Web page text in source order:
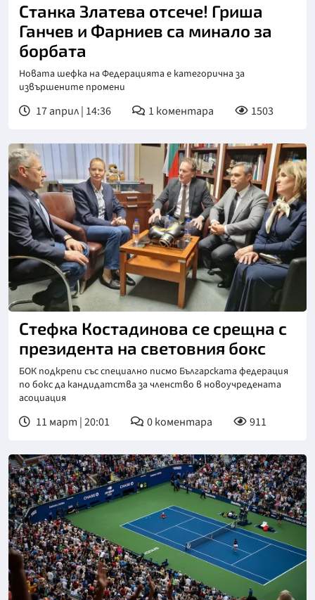
Станка Златева отсече! Гриша
Ганчев и Фарниев са минало за
борбата
Новата шефка на Федерацията е категорична за
извършените промени
17 април | 14:36 1 коментара 1503
Стефка Костадинова се срещна с
президента на световния бокс
БОК подкрепи със специално писмо Българската федерация
по бокс да кандидатства за членство в новоучредената
асоциация
11 март | 20:01 0коментара 911